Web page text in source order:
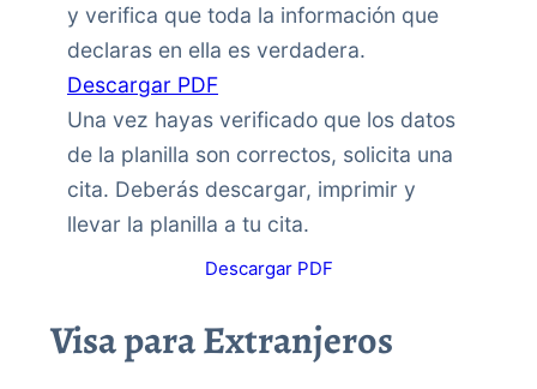
y verifica que toda la información que
declaras en ella es verdadera.
Descargar PDF
Una vez hayas verificado que los datos
de la planilla son correctos, solicita una
cita. Deberás descargar, imprimir y
llevar la planilla a tu cita.
Descargar PDF
Visa para Extranjeros